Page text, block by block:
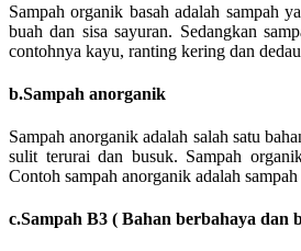
Sampah organik basah adalah sampah
buah dan sisa sayuran. Sedangkan
contohnya kayu, ranting kering dan
b.Sampah anorganik
Sampah anorganik adalah salah satu
sulit terurai dan busuk. Sampah
Contoh sampah anorganik adalah
c.Sampah B3 ( Bahan berbahaya dan